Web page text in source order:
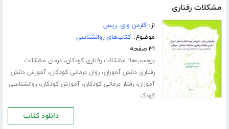
مشکلات رفتاری
از:کارمن وای. ریس
موضوع:کتاب‌های روانشناسی
۳۱ صفحه
برچسب‌ها: مشکلات رفتاری کودکان،درمان مشکلات
رفتاری دانش آموزان،روان درمانی کودکان،آموزش دانش
آموزان،رفتار درمانی کودکان،آموزش کودکان،روانشناسی
کودک
دانلود کتاب